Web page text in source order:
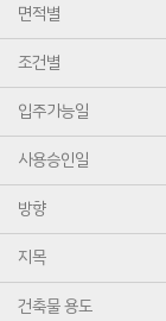
면적별
조건별
입주가능일
사용승인일
방향
지목
건축물 용도